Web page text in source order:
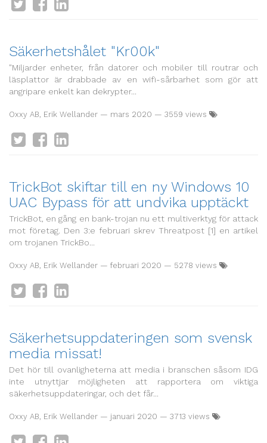
Säkerhetshålet "Kr00k"
"Miljarder enheter, från datorer och mobiler till routrar och
läsplattor är drabbade av en wifi-sårbarhet som gör att
angripare enkelt kan dekrypter...
Oxxy AB, Erik Wellander — mars 2020 — 3559 views
TrickBot skiftar till en ny Windows 10
UAC Bypass för att undvika upptäckt
TrickBot, en gång en bank-trojan nu ett multiverktyg för attack
mot företag. Den 3:e februari skrev Threatpost [1] en artikel
om trojanen TrickBo...
Oxxy AB, Erik Wellander — februari 2020 — 5278 views
Säkerhetsuppdateringen som svensk
media missat!
Det hör till ovanligheterna att media i branschen såsom IDG
inte utnyttjar möjligheten att rapportera om viktiga
säkerhetsuppdateringar, och det får...
Oxxy AB, Erik Wellander — januari 2020 — 3713 views